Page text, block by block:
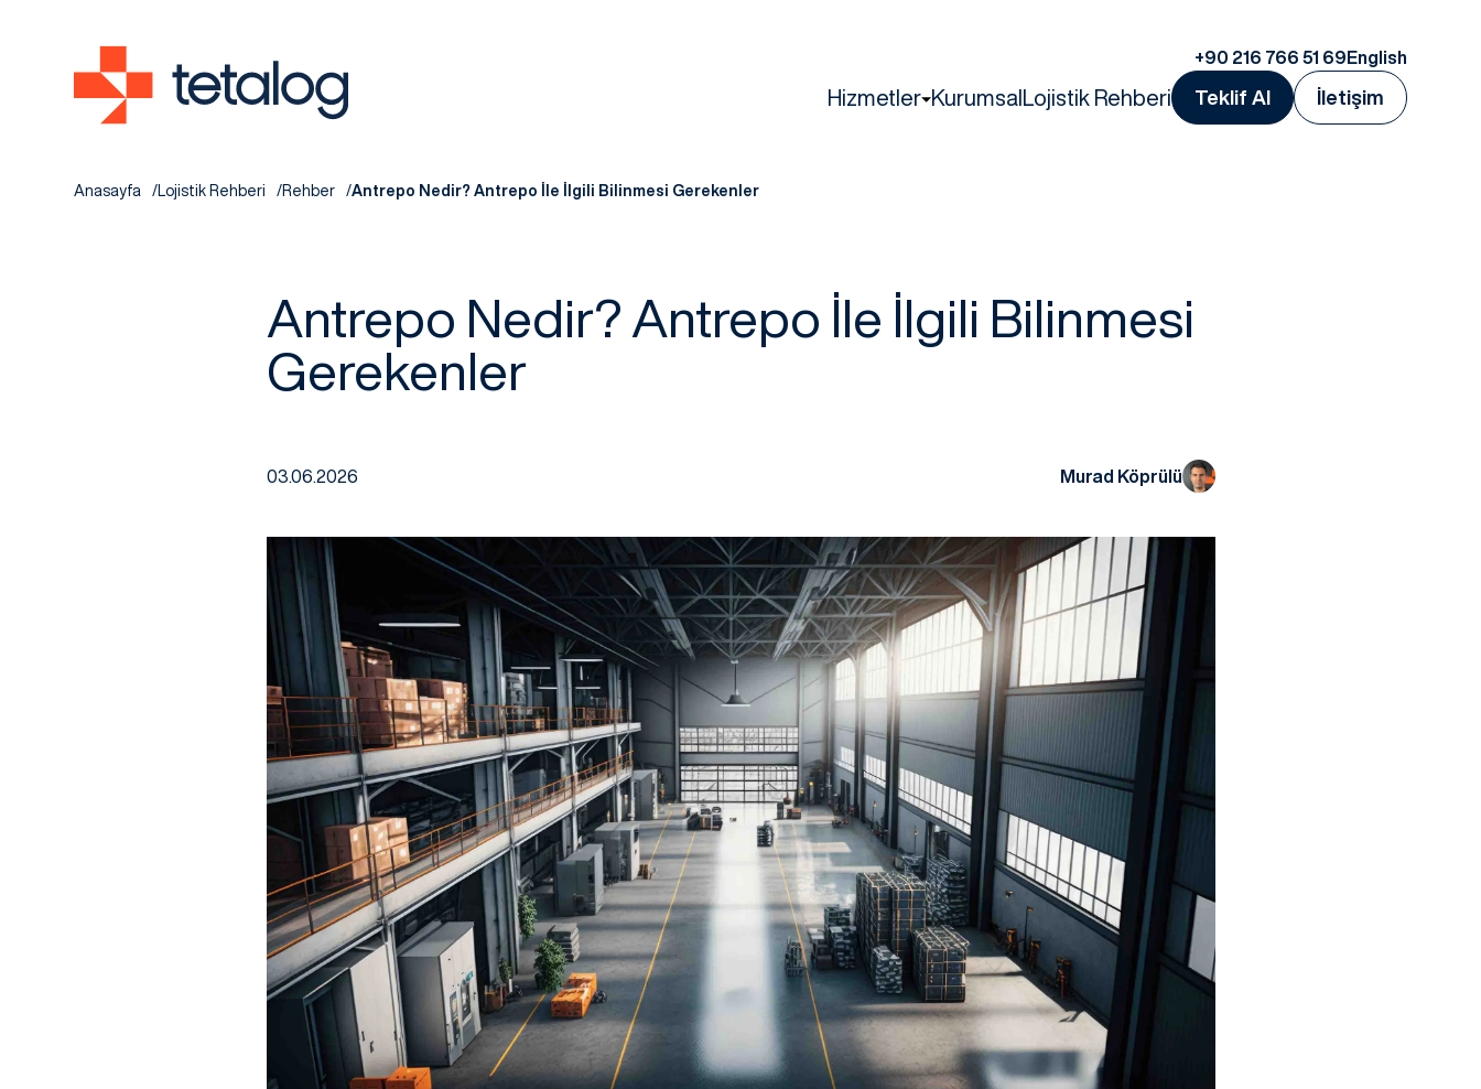
+90 216 766 51 69 English
Hizmetler KurumsalLojistik Rehberi Teklif Al İletişim
Anasayfa Lojistik Rehberi Rehber Antrepo Nedir? Antrepo İle İlgili Bilinmesi Gerekenler
Antrepo Nedir? Antrepo İle İlgili Bilinmesi
Gerekenler
03.06.2026 Murad Köprülü